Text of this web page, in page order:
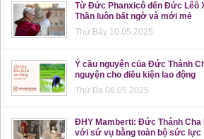
Từ Đức Phanxicô đến Đức Lêô
Thần luôn bất ngờ và mới mẻ
Thứ Bảy 10.05.2025
Ý cầu nguyện của Đức Thánh
nguyện cho điều kiện lao động
Thứ Ba 06.05.2025
ĐHY Mamberti: Đức Thánh Cha
với sứ vụ bằng toàn bộ sức lực